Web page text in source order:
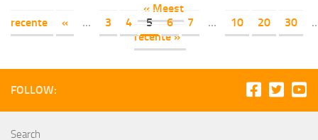
« Meest
recente
« ... 3 4 5 6 7 ... 10 20 30
recente »
FOLLOW:
Search